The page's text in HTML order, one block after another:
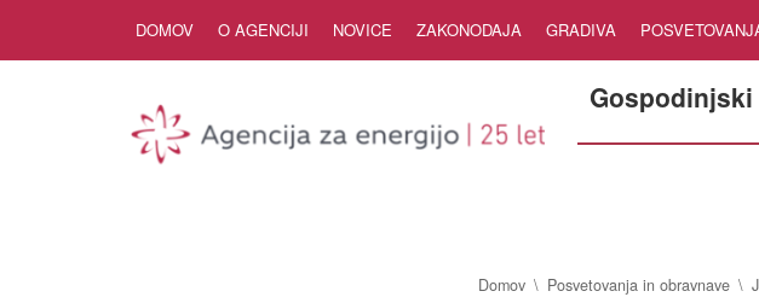
DOMOV O AGENCIJI NOVICE ZAKONODAJA GRADIVA
Domov Posvetovanja in obravnave